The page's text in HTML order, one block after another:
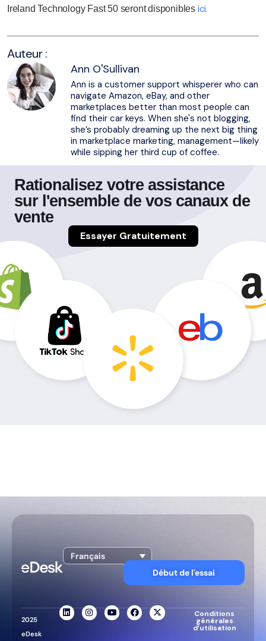
Ireland Technology Fast 50 seront disponibles ici.
Auteur :
Ann O'Sullivan
Ann is a customer support whisperer who can
navigate Amazon, eBay, and other
marketplaces better than most people can
find their car keys. When she's not blogging,
she’s probably dreaming up the next big thing
in marketplace marketing, management—likely
while sipping her third cup of coffee.
Rationalisez votre assistance
sur l'ensemble de vos canaux de
vente
Essayer Gratuitement
Français
Début de l'essai
2025
eDesk
Conditions
générales
d’utilisation